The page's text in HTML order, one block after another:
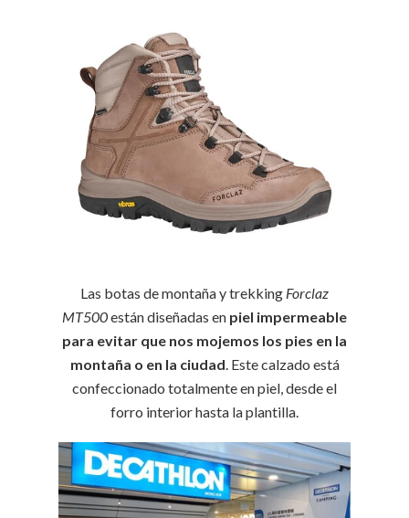
Las botas de montaña y trekking Forclaz
MT500están diseñadas en piel impermeable
para evitar que nos mojemos los pies en la
montaña o en la ciudad. Este calzado está
confeccionado totalmente en piel, desde el
forro interior hasta la plantilla.